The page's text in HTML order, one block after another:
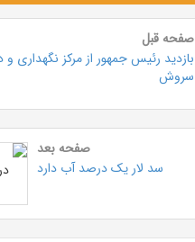
صفحه قبل
بازدید رئیس جمهور از مرکز نگهداری و
سروش
صفحه بعد
سد لار یک درصد آب دارد